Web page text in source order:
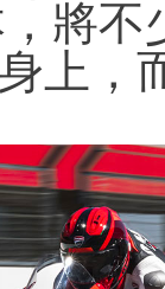
將
上，